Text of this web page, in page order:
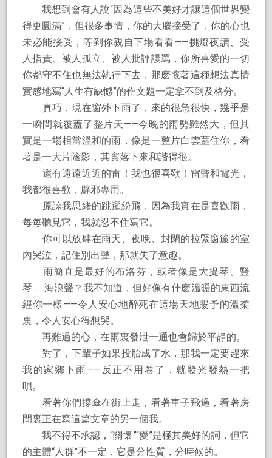
我想到會有人說“因為這些不美好才讓這個世界變
得更圓滿”，但很多事情，你的大腦接受了，你的心也
未必能接受，等到你親自下場看看——挑燈夜讀、受
人指責、被人孤立、被人批評謾罵，你所喜愛的一切
你都守不住也無法執行下去，那麽懷著這種想法真情
實感地寫“人生有缺憾”的作文題一定拿不到及格分。
真巧，現在窗外下雨了，來的很急很快，幾乎是
一瞬間就覆蓋了整片天——今晚的雨勢雖然大，但其
實是一場相當溫和的雨，像是一整片白雲蓋住你，看
著是一大片陰影，其實落下來和諧得很。
還有遠遠近近的雷！我也很喜歡！雷聲和電光，
我都很喜歡，辟邪專用。
原諒我思緒的跳躍紛飛，因為我實在是喜歡雨，
每每聽見它，我就忍不住寫它。
你可以放肆在雨天、夜晚、封閉的拉緊窗簾的室
內哭泣，記住別出聲，那就失了意趣。
雨簡直是最好的布洛芬，或者像是大提琴、豎
琴……海浪聲？我不知道，但好像有什麽溫暖的東西流
經你一樣——令人安心地醉死在這場天地賜予的溫柔
裏，令人安心得想哭。
再難過的心，在雨裏發泄一通也會歸於平靜的。
對了，下輩子如果投胎成了水，那我一定要趕來
我的家鄉下雨——反正不用卷了，就發光發熱一把
唄。
看著你們撐傘在街上走，看著車子飛過，看著房
間裏正在寫這篇文章的另一個我。
我不得不承認，“關懷”“愛”是極其美好的詞，但它
的主體“人群”不一定，它是分性質，分時候的。